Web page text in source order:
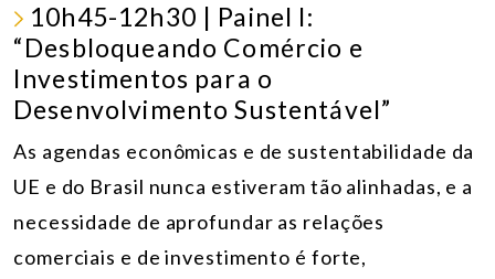
10h45-12h30 | Painel I:
“Desbloqueando Comércio e
Investimentos para o
Desenvolvimento Sustentável”
As agendas econômicas e de sustentabilidade da
UE e do Brasil nunca estiveram tão alinhadas, e a
necessidade de aprofundar as relações
comerciais e de investimento é forte,